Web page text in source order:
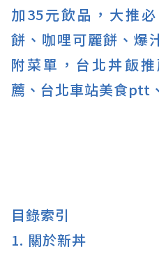
加35元飲品，大推
餅、咖哩可麗餅、爆
附菜單，台北丼飯
薦、台北車站美食ptt
目錄索引
1. 關於新丼